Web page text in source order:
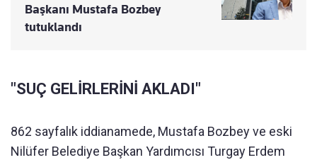
Başkanı Mustafa Bozbey
tutuklandı
"SUÇ GELİRLERİNİ AKLADI"
862 sayfalık iddianamede, Mustafa Bozbey ve eski
Nilüfer Belediye Başkan Yardımcısı Turgay Erdem